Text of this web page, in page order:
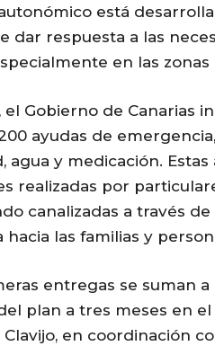
está
dar respuesta a las
en las
el Gobierno de Canarias
ayudas de
agua y medicación.
realizadas por
canalizadas a través
hacia las familias y
entregas se suman
plan a tres meses en
en coordinación